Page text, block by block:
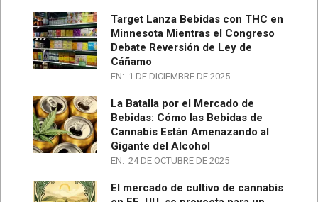
Target Lanza Bebidas con THC en
Minnesota Mientras el Congreso
Debate Reversión de Ley de
Cáñamo
EN: 1 DE DICIEMBRE DE 2025
La Batalla por el Mercado de
Bebidas: Cómo las Bebidas de
Cannabis Están Amenazando al
Gigante del Alcohol
EN: 24 DE OCTUBRE DE 2025
El mercado de cultivo de cannabis